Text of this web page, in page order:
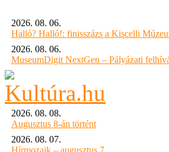
2026. 08. 06.
Halló? Halló!: finisszázs a Kiscelli
2026. 08. 06.
MuseumDigit NextGen – Pályázati
2026. 08. 08.
Augusztus 8-án történt
2026. 08. 07.
Hírmozaik – augusztus 7.